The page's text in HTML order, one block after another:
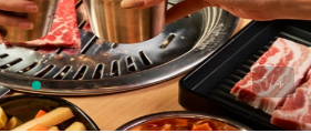
1/4